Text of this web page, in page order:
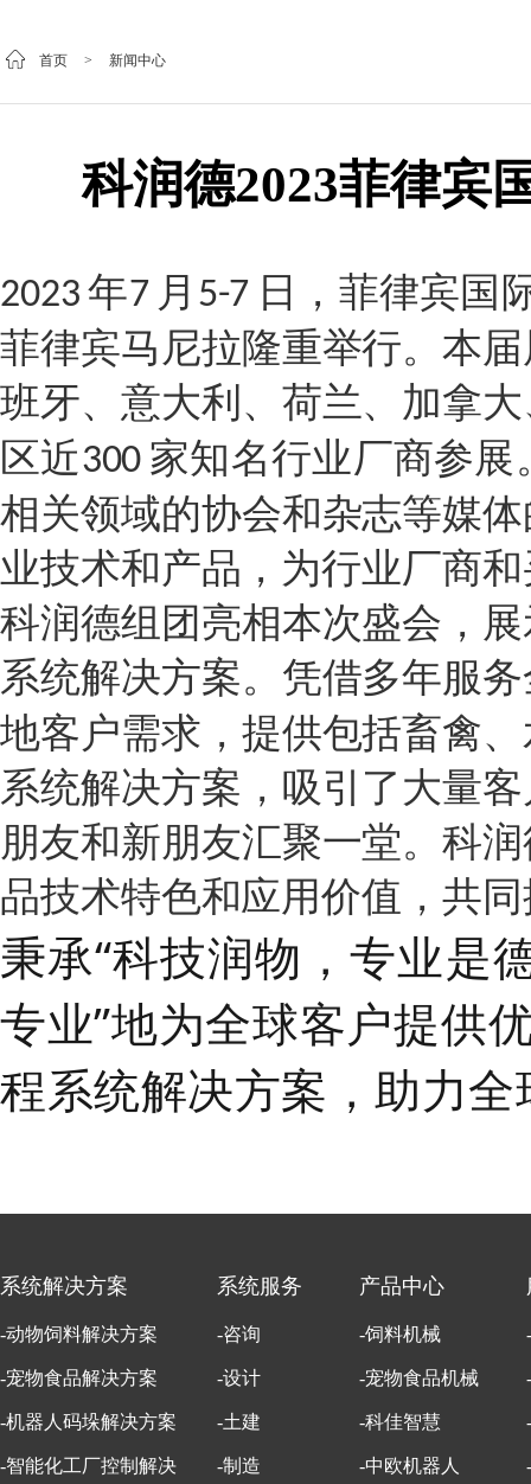
首页 > 新闻中心
科润德2023菲律宾
2023年7 月 5-7 日，菲律宾国
菲律宾马尼拉隆重举行。本
班牙、意大利、荷兰、加拿
区近300 家知名行业厂商参
相关领域的协会和杂志等媒
业技术和产品，为行业厂商
科润德组团亮相本次盛会，
系统解决方案。凭借多年服
地客户需求，提供包括畜禽
系统解决方案，吸引了大量
朋友和新朋友汇聚一堂。科
品技术特色和应用价值，共
秉承“科技润物，专业是
专业”地为全球客户提供
程系统解决方案，助力
系统解决方案
-动物饲料解决方案
-宠物食品解决方案
-机器人码垛解决方案
-智能化工厂控制解决
系统服务
-咨询
-设计
-土建
-制造
产品中心
-饲料机械
-宠物食品机械
-科佳智慧
-中欧机器人